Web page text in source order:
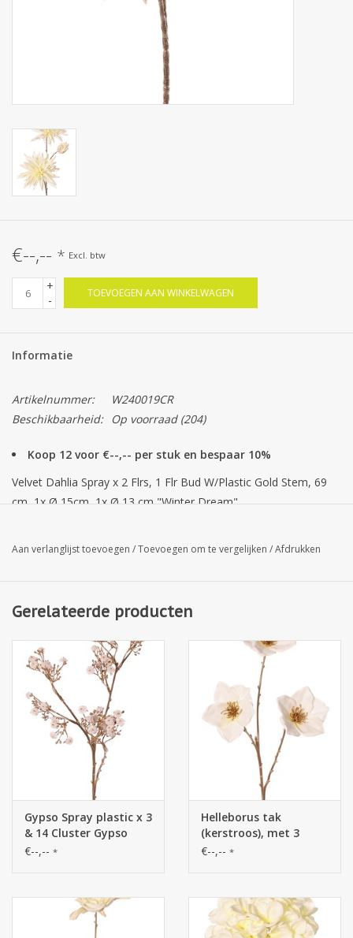
€--,-- * Excl. btw
+
-
TOEVOEGEN AAN WINKELWAGEN
Informatie
Artikelnummer:
W240019CR
Beschikbaarheid:
Op voorraad(204)
Koop 12 voor €--,-- per stuk en bespaar 10%
Velvet Dahlia Spray x 2 Flrs, 1 Flr Bud W/Plastic Gold Stem, 69
cm, 1x Ø 15cm, 1x Ø 13 cm "Winter Dream"
Aan verlanglijst toevoegen /Toevoegen om te vergelijken /Afdrukken
Gerelateerde producten
Gypso Spray plastic x 3
& 14 Cluster Gypso
W/Plastic Gold Stem 69
€--,-- *
Helleborus tak
(kerstroos), met 3
bloemen, steelkleur:
€--,-- *